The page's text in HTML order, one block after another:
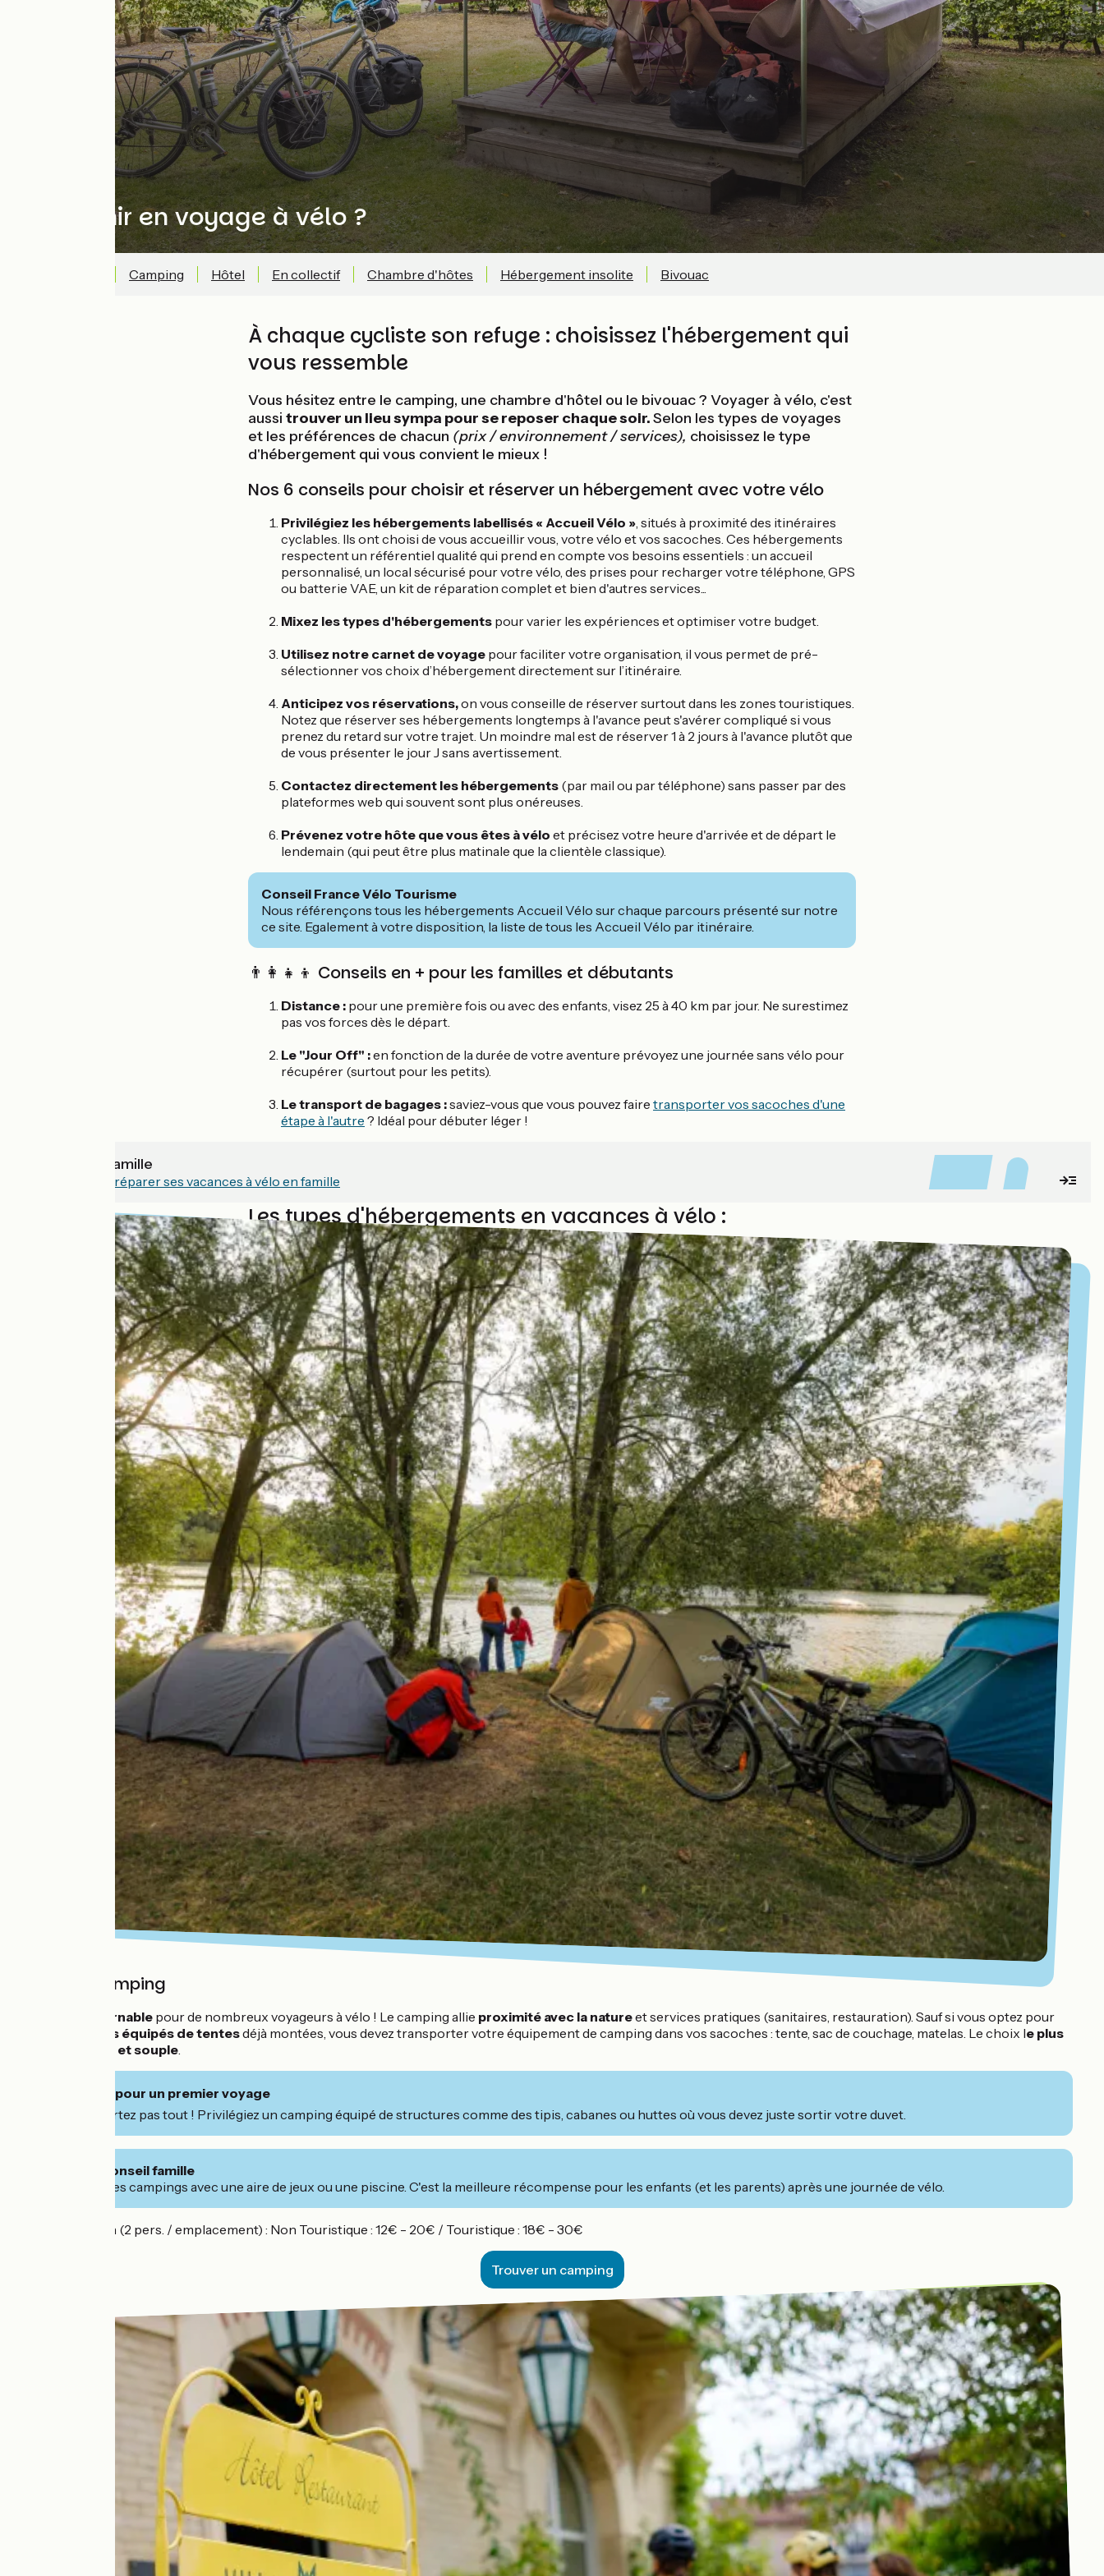
Où dormir en voyage à vélo ?
Camping Hôtel En collectif Chambre d'hôtes Hébergement insolite Bivouac
À chaque cycliste son refuge : choisissez l'hébergement qui
vous ressemble
Vous hésitez entre le camping, une chambre d'hôtel ou le bivouac ? Voyager à vélo, c'est
aussi trouver un lieu sympa pour se reposer chaque soir.Selon les types de voyages
et les préférences de chacun (prix / environnement / services), choisissez le type
d'hébergement qui vous convient le mieux !
Nos 6 conseils pour choisir et réserver un hébergement avec votre vélo
Privilégiez les hébergements labellisés « Accueil Vélo », situés à proximité des itinéraires
cyclables. Ils ont choisi de vous accueillir vous, votre vélo et vos sacoches. Ces hébergements
respectent un référentiel qualité qui prend en compte vos besoins essentiels : un accueil
personnalisé, un local sécurisé pour votre vélo, des prises pour recharger votre téléphone, GPS
ou batterie VAE, un kit de réparation complet et bien d'autres services...
Mixez les types d'hébergements pour varier les expériences et optimiser votre budget.
Utilisez notre carnet de voyage pour faciliter votre organisation, il vous permet de pré-
sélectionner vos choix d’hébergement directement sur l’itinéraire.
Anticipez vos réservations,on vous conseille de réserver surtout dans les zones touristiques.
Notez que réserver ses hébergements longtemps à l'avance peut s'avérer compliqué si vous
prenez du retard sur votre trajet. Un moindre mal est de réserver 1 à 2 jours à l'avance plutôt que
de vous présenter le jour J sans avertissement.
Contactez directement les hébergements (par mail ou par téléphone) sans passer par des
plateformes web qui souvent sont plus onéreuses.
Prévenez votre hôte que vous êtes à vélo et précisez votre heure d'arrivée et de départ le
lendemain (qui peut être plus matinale que la clientèle classique).
Conseil France Vélo Tourisme
Nous référençons tous les hébergements Accueil Vélo sur chaque parcours présenté sur notre
ce site. Egalement à votre disposition, la liste de tous les Accueil Vélo par itinéraire.
👨‍👩‍👧‍👦 Conseils en + pour les familles et débutants
Distance : pour une première fois ou avec des enfants, visez 25 à 40 km par jour. Ne surestimez
pas vos forces dès le départ.
Le "Jour Off" :en fonction de la durée de votre aventure prévoyez une journée sans vélo pour
récupérer (surtout pour les petits).
Le transport de bagages :saviez-vous que vous pouvez faire transporter vos sacoches d'une
étape à l'autre ? Idéal pour débuter léger !
Voyager à vélo famille
Notre guide pour préparer ses vacances à vélo en famille
Les types d'hébergements en vacances à vélo :
Nuit en camping
incontournable pour de nombreux voyageurs à vélo ! Le camping allie proximité avec la natureet services pratiques (sanitaires, restauration). Sauf si vous optez pour
campings équipés de tentesdéjà montées, vous devez transporter votre équipement de camping dans vos sacoches : tente, sac de couchage, matelas. Le choix le plus
économique et souple
🚲 Conseil pour un premier voyage
Ne transportez pas tout ! Privilégiez un camping équipé de structures comme des tipis, cabanes ou huttes où vous devez juste sortir votre duvet.
👨‍👩‍👧‍👦 Conseil famille
Privilégiez les campings avec une aire de jeux ou une piscine. C'est la meilleure récompense pour les enfants (et les parents) après une journée de vélo.
💶 Prix moyen (2 pers. / emplacement) : Non Touristique : 12€ - 20€ / Touristique : 18€ - 30€
Trouver un camping